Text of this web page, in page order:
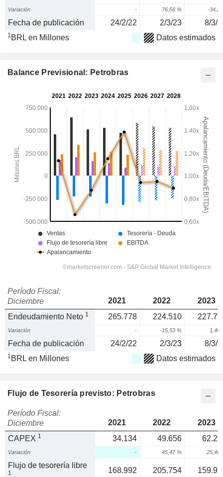
Variación - 76,56 % -34,2
Fecha de publicación 24/2/22 2/3/23 8/3/
1 BRL en Millones Datos estimados
Balance Previsional: Petrobras
Período Fiscal:
Diciembre
2021 2022
2023
Endeudamiento Neto 1 265.778 224.510
Variación - -15,53 % 1,46
Fecha de publicación 24/2/22 2/3/23 8/3/
1 BRL en Millones Datos estimados
Flujo de Tesorería previsto: Petrobras
Período Fiscal:
Diciembre
2021 2022
2023
CAPEX 1 34.134 49.656
Variación - 45,47 % 25,46
Flujo de tesorería libre
1 168.992 205.754